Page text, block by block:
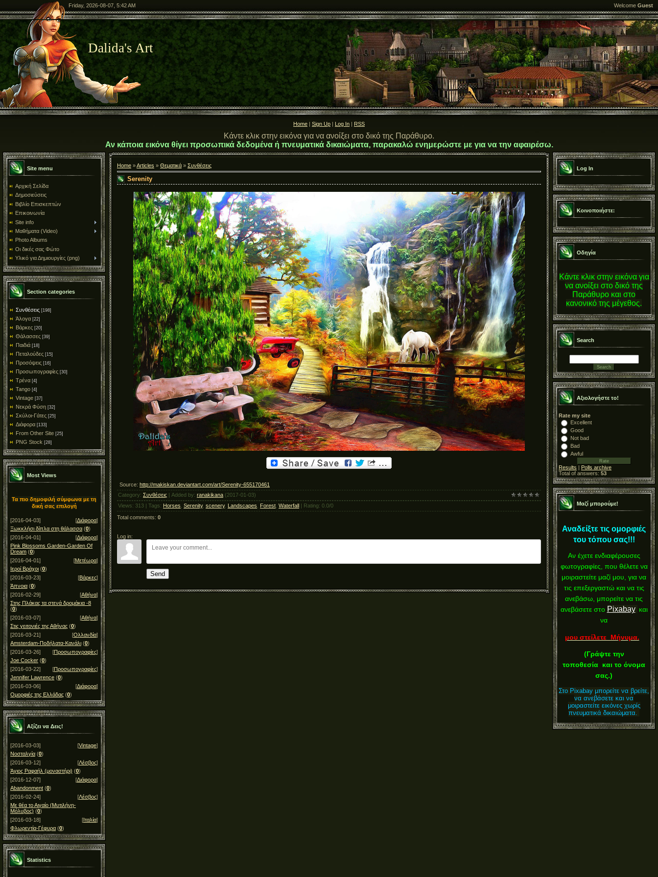
Friday, 2026-08-07, 5:42 AM Welcome Guest
Dalida's Art
Home | Sign Up | Log In | RSS
Κάντε κλικ στην εικόνα για να ανοίξει στο δικό της Παράθυρο.
Αν κάποια εικόνα θίγει προσωπικά δεδομένα ή πνευματικά δικαιώματα, παρακαλώ ενημερώστε με για να την αφαιρέσω.
Site menu
Αρχική Σελίδα
Δημοσιεύσεις
Βιβλίο Επισκεπτών
Επικοινωνία
Site info
Μαθήματα (Video)
Photo Albums
Οι δικές σας Φώτο
Υλικό για Δημιουργίες (png)
Section categories
Συνθέσεις [198]
Άλογα [22]
Βάρκες [20]
Θάλασσες [39]
Παιδιά [18]
Πεταλούδες [15]
Προσόψεις [16]
Προσωπογραφίες [30]
Τρένα [4]
Tango [4]
Vintage [37]
Νεκρά Φύση [32]
Σκύλοι-Γάτες [25]
Διάφορα [133]
From Other Site [25]
PNG Stock [28]
Most Views
Τα πιο δημοφιλή σύμφωνα με τη
δική σας επιλογή
[2016-04-03] [Διάφορα]
Ξωκκλήσι δίπλα στη θάλασσα (0)
[2016-04-01]
[Διάφορα]
Pink Blossoms Garden-Garden Of
Dream (0)
[2016-04-01]
[Μετέωρα]
Ιεροί Βράχοι (0)
[2016-03-23]
[Βάρκες]
Άπνοια (0)
[2016-02-29]
[Αθήνα]
Στης Πλάκας τα στενά δρομάκια -8
(0)
[2016-03-07]
[Αθήνα]
Στις γειτονιές της Αθήνας (0)
[2016-03-21]
[Ολλανδία]
Amsterdam-Ποδήλατα-Κανάλι (0)
[2016-03-26]
[Προσωπογραφίες]
Joe Cocker (0)
[2016-03-22]
[Προσωπογραφίες]
Jennifer Lawrence (0)
[2016-03-06]
[Διάφορα]
Ομορφιές της Ελλάδας (0)
Αξίζει να Δεις!
[2016-03-03] [Vintage]
Νοσταλγία (0)
[2016-03-12]
[Λέσβος]
Άγιος Ραφαήλ (μοναστήρι) (0)
[2016-12-07]
[Διάφορα]
Abandonment (0)
[2016-02-24]
[Λέσβος]
Με θέα το Αιγαίο (Μυτιλήνη-
Μόλυβος) (0)
[2016-03-18]
[Ιταλία]
Φλωρεντία-Γέφυρα (0)
Statistics
Home »Articles » Θεματικά » Συνθέσεις
Serenity
Source: http://makiskan.deviantart.com/art/Serenity-655170461
Category: Συνθέσεις | Added by: ranakikana (2017-01-03)
Views: 313 | Tags: Horses Serenity, scenery, Landscapes Forest Waterfall | Rating: 0.0/0
Total comments: 0
Log in:
Send
Log In
Κοινοποιήστε:
Οδηγία
Κάντε κλικ στην εικόνα για
να ανοίξει στο δικό της
Παράθυρο και στο
κανονικό της μέγεθος.
Search
Αξιολογήστε το!
Rate my site
Excellent
Good
Not bad
Bad
Awful
Results | Polls archive
Total of answers: 53
Μαζί μπορούμε!
Αναδείξτε τις ομορφιές
του τόπου σας!!!
Αν έχετε ενδιαφέρουσες
φωτογραφίες, που θέλετε να
μοιραστείτε μαζί μου, για να
τις επεξεργαστώ και να τις
ανεβάσω, μπορείτε να τις
ανεβάσετε στο Pixabay και
να
μου στείλετε Μήνυμα.
(Γράψτε την
τοποθεσία και το όνομα
σας.)
Στο Pixabay μπορείτε να βρείτε,
να ανεβάσετε και να
μοιραστείτε εικόνες χωρίς
πνευματικά δικαιώματα.